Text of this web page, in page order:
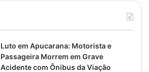
Luto em Apucarana: Motorista e
Passageira Morrem em Grave
Acidente com Ônibus da Viação